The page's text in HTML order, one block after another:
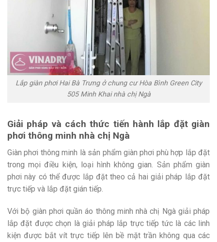
Lắp giàn phơi Hai Bà Trưng ở chung cư Hòa Bình Green City
505 Minh Khai nhà chị Ngà
Giải pháp và cách thức tiến hành lắp đặt giàn
phơi thông minh nhà chị Ngà
Giàn phơi thông minh là sản phẩm giàn phơi phù hợp lắp đặt
trong mọi điều kiện, loại hình không gian. Sản phẩm giàn
phơi này có thể được lắp đặt theo cả hai giải pháp lắp đặt
trực tiếp và lắp đặt gián tiếp.
Với bộ giàn phơi quần áo thông minh nhà chị Ngà giải pháp
lắp đặt được chọn là giải pháp lắp trực tiếp tức là các linh
kiện được bắt vít trực tiếp lên bề mặt trần không qua các